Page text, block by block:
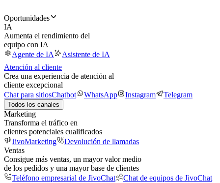
Oportunidades
IA
Aumenta el rendimiento del
equipo con IA
Agente de IA
Asistente de IA
Atención al cliente
Crea una experiencia de atención al
cliente excepcional
Chat para sitiosChatbot WhatsApp Instagram Telegram
Todos los canales
Marketing
Transforma el tráfico en
clientes potenciales cualificados
JivoMarketing
Devolución de llamadas
Ventas
Consigue más ventas, un mayor valor medio
de los pedidos y una mayor base de clientes
Teléfono empresarial de JivoChat
Chat de equipos de JivoChat